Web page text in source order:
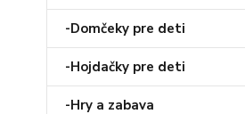
-Domčeky pre deti
-Hojdačky pre deti
-Hry a zabava